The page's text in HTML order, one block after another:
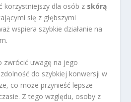
korzystniejszy dla osób z skórą
się z głębszymi
wspiera szybkie działanie na
zwrócić uwagę na jego
do szybkiej konwersji w
co może przynieść lepsze
Z tego względu, osoby z